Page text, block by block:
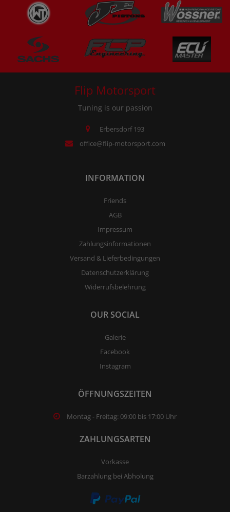
Flip Motorsport
Tuning is our passion
Erbersdorf 193
office@flip-motorsport.com
INFORMATION
Friends
AGB
Impressum
Zahlungsinformationen
Versand & Lieferbedingungen
Datenschutzerklärung
Widerrufsbelehrung
OUR SOCIAL
Galerie
Facebook
Instagram
ÖFFNUNGSZEITEN
Montag - Freitag: 09:00 bis 17:00 Uhr
ZAHLUNGSARTEN
Vorkasse
Barzahlung bei Abholung